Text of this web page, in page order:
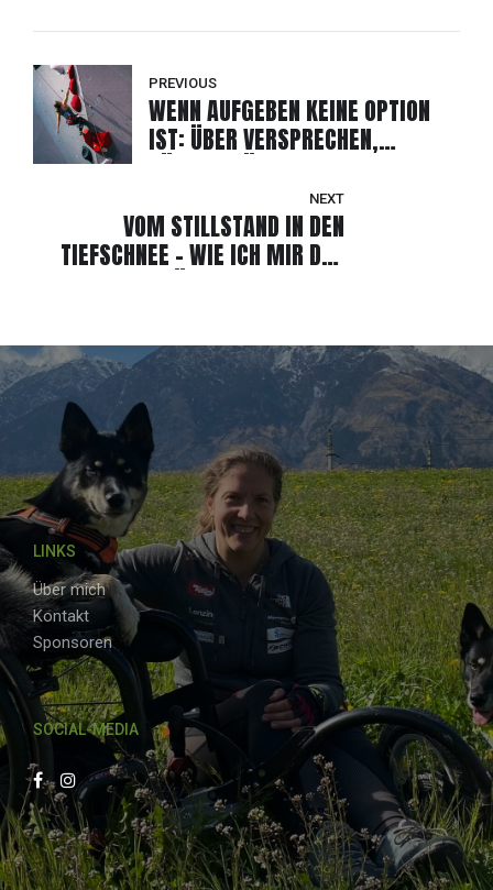
PREVIOUS
WENN AUFGEBEN KEINE OPTION
IST: ÜBER VERSPRECHEN,
WEITERZUKLETTERN – AUCH DANN,
WENN ALLES DAGEGEN SPRICHT.
NEXT
VOM STILLSTAND IN DEN
TIEFSCHNEE – WIE ICH MIR DEN
LINKS
Über mich
Kontakt
Sponsoren
SOCIAL-MEDIA